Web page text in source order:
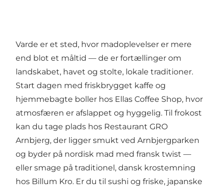
Varde er et sted, hvor madoplevelser er mere
end blot et måltid — de er fortællinger om
landskabet, havet og stolte, lokale traditioner.
Start dagen med friskbrygget kaffe og
hjemmebagte boller hos Ellas Coffee Shop, hvor
atmosfæren er afslappet og hyggelig. Til frokost
kan du tage plads hos Restaurant GRO
Arnbjerg, der ligger smukt ved Arnbjergparken
og byder på nordisk mad med fransk twist —
eller smage på traditionel, dansk krostemning
hos Billum Kro. Er du til sushi og friske, japanske